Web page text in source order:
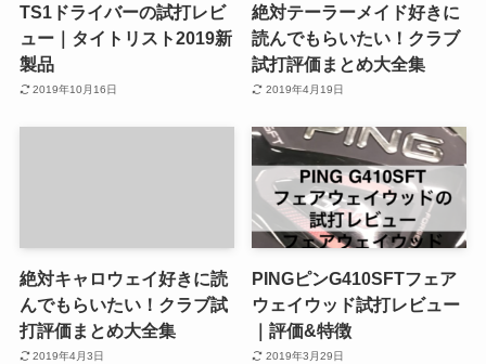
TS1ドライバーの試打レビ
ュー｜タイトリスト2019新
製品
2019年10月16日
絶対テーラーメイド好きに
読んでもらいたい！クラブ
試打評価まとめ大全集
2019年4月19日
絶対キャロウェイ好きに読
んでもらいたい！クラブ試
打評価まとめ大全集
2019年4月3日
PINGピンG410SFTフェア
ウェイウッド試打レビュー
｜評価&特徴
2019年3月29日